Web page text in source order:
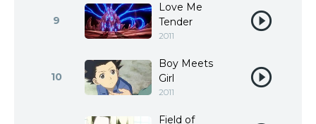
9
Love Me
Tender
2011
10
Boy Meets
Girl
2011
Field of